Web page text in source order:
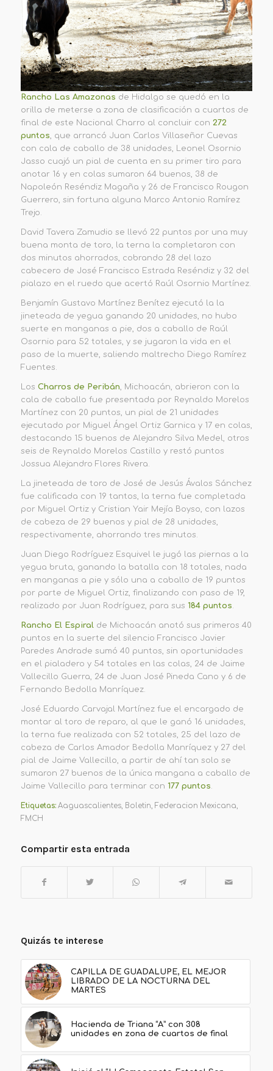
Rancho Las Amazonas de Hidalgo se quedó en la
orilla de meterse a zona de clasificación a cuartos de
final de este Nacional Charro al concluir con 272
puntos, que arrancó Juan Carlos Villaseñor Cuevas
con cala de caballo de 38 unidades, Leonel Osornio
Jasso cuajó un pial de cuenta en su primer tiro para
anotar 16 y en colas sumaron 64 buenos, 38 de
Napoleón Reséndiz Magaña y 26 de Francisco Rougon
Guerrero, sin fortuna alguna Marco Antonio Ramírez
Trejo.
David Tavera Zamudio se llevó 22 puntos por una muy
buena monta de toro, la terna la completaron con
dos minutos ahorrados, cobrando 28 del lazo
cabecero de José Francisco Estrada Reséndiz y 32 del
pialazo en el ruedo que acertó Raúl Osornio Martínez.
Benjamín Gustavo Martínez Benítez ejecutó la la
jineteada de yegua ganando 20 unidades, no hubo
suerte en manganas a pie, dos a caballo de Raúl
Osornio para 52 totales, y se jugaron la vida en el
paso de la muerte, saliendo maltrecho Diego Ramírez
Fuentes.
Los Charros de Peribán, Michoacán, abrieron con la
cala de caballo fue presentada por Reynaldo Morelos
Martínez con 20 puntos, un pial de 21 unidades
ejecutado por Miguel Ángel Ortiz Garnica y 17 en colas,
destacando 15 buenos de Alejandro Silva Medel, otros
seis de Reynaldo Morelos Castillo y restó puntos
Jossua Alejandro Flores Rivera.
La jineteada de toro de José de Jesús Ávalos Sánchez
fue calificada con 19 tantos, la terna fue completada
por Miguel Ortiz y Cristian Yair Mejía Boyso, con lazos
de cabeza de 29 buenos y pial de 28 unidades,
respectivamente, ahorrando tres minutos.
Juan Diego Rodríguez Esquivel le jugó las piernas a la
yegua bruta, ganando la batalla con 18 totales, nada
en manganas a pie y sólo una a caballo de 19 puntos
por parte de Miguel Ortiz, finalizando con paso de 19,
realizado por Juan Rodríguez, para sus 184 puntos.
Rancho El Espiralde Michoacán anotó sus primeros 40
puntos en la suerte del silencio Francisco Javier
Paredes Andrade sumó 40 puntos, sin oportunidades
en el pialadero y 54 totales en las colas, 24 de Jaime
Vallecillo Guerra, 24 de Juan José Pineda Cano y 6 de
Fernando Bedolla Manríquez.
José Eduardo Carvajal Martínez fue el encargado de
montar al toro de reparo, al que le ganó 16 unidades,
la terna fue realizada con 52 totales, 25 del lazo de
cabeza de Carlos Amador Bedolla Manríquez y 27 del
pial de Jaime Vallecillo, a partir de ahí tan solo se
sumaron 27 buenos de la única mangana a caballo de
Jaime Vallecillo para terminar con 177 puntos.
Etiquetas: Aaguascalientes, Boletin, Federacion Mexicana,
FMCH
Compartir esta entrada
Quizás te interese
CAPILLA DE GUADALUPE, EL MEJOR
LIBRADO DE LA NOCTURNA DEL
MARTES
Hacienda de Triana “A” con 308
unidades en zona de cuartos de final